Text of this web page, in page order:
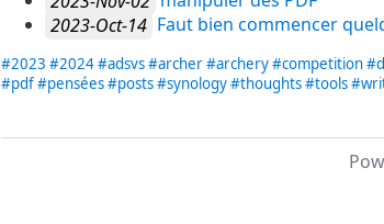
2023-Oct-14 Faut bien commencer
#2023 #2024#adsvs#archer#archery#competition
#pdf#pensées#posts#synology#thoughts#tools